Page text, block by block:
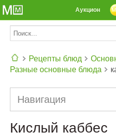
Аукцион
Рецепты блюд
Разные основные блюда
Навигация
Кислый каббес